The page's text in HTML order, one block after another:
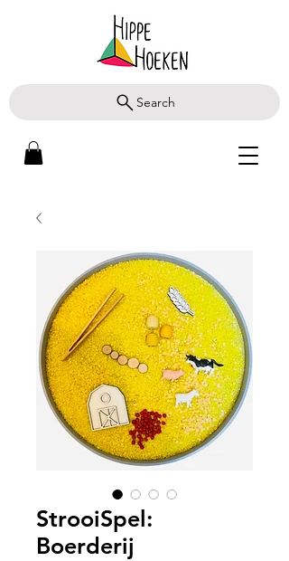
Search
StrooiSpel:
Boerderij